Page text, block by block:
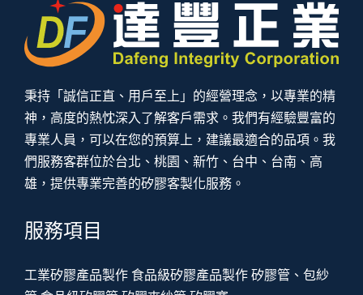
秉持「誠信正直、用戶至上」的經營理念，以專業的精
神，高度的熱忱深入了解客戶需求。我們有經驗豐富的
專業人員，可以在您的預算上，建議最適合的品項。我
們服務客群位於台北、桃園、新竹、台中、台南、高
雄，提供專業完善的矽膠客製化服務。
服務項目
工業矽膠產品製作 食品級矽膠產品製作 矽膠管、包紗